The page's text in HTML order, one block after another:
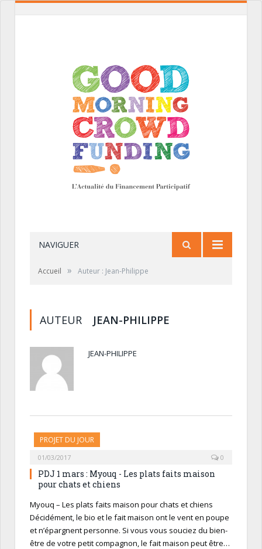
NAVIGUER
Accueil » Auteur : Jean-Philippe
AUTEUR JEAN-PHILIPPE
JEAN-PHILIPPE
PROJET DU JOUR
01/03/2017 0
PDJ 1 mars : Myouq - Les plats faits maison
pour chats et chiens
Myouq – Les plats faits maison pour chats et chiens
Décidément, le bio et le fait maison ont le vent en poupe
et n’épargnent personne. Si vous vous souciez du bien-
être de votre petit compagnon, le fait maison peut être…